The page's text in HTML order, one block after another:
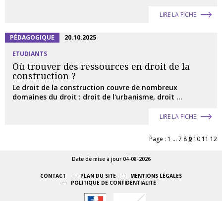
LIRE LA FICHE
PÉDAGOGIQUE
20.10.2025
ETUDIANTS
Où trouver des ressources en droit de la
construction ?
Le droit de la construction couvre de nombreux
domaines du droit : droit de l'urbanisme, droit ...
LIRE LA FICHE
Page : 1 ... 7 8 9 10 11 12
Date de mise à jour 04-08-2026
CONTACT PLAN DU SITE
MENTIONS LÉGALES
POLITIQUE DE CONFIDENTIALITÉ